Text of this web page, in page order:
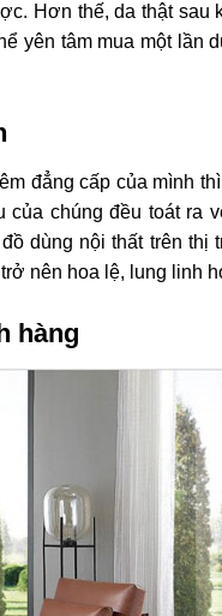
Hơn thế, da thật sau
yên tâm mua một lần
đẳng cấp của mình
chúng đều toát ra
dùng nội thất trên thị
nên hoa lệ, lung linh
hàng